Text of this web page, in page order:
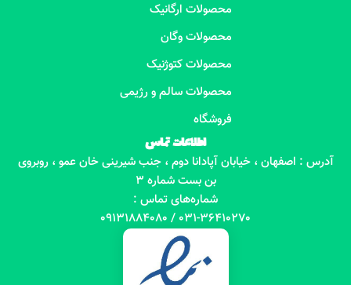
محصولات ارگانیک
محصولات وگان
محصولات کتوژنیک
محصولات سالم و رژیمی
فروشگاه
اطلاعات تماس
آدرس : اصفهان ، خیابان آپادانا دوم ، جنب شیرینی خان عمو ، روبروی
بن بست شماره 3
شماره‌های تماس :
031-36410270 / 09131884080